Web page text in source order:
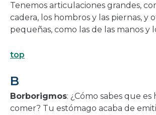
Tenemos articulaciones grandes,
cadera, los hombros y las piernas, y
pequeñas, como las de las manos y
top
B
Borborigmos: ¿Cómo sabes que es
comer? Tu estómago acaba de